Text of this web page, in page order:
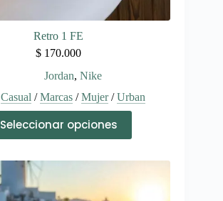
Retro 1 FE
$ 170.000
Jordan, Nike
Casual /Marcas/Mujer/Urban
Seleccionar opciones
producto
tiene
opciones